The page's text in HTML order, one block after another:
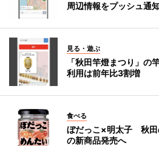
周辺情報をプッシュ通
見る・遊ぶ
「秋田竿燈まつり」の
利用は前年比3割増
食べる
ぼだっこ×明太子 秋田
の新商品発売へ